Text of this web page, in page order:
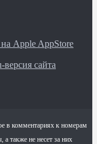
в комментариях к номерам
также не несет за них